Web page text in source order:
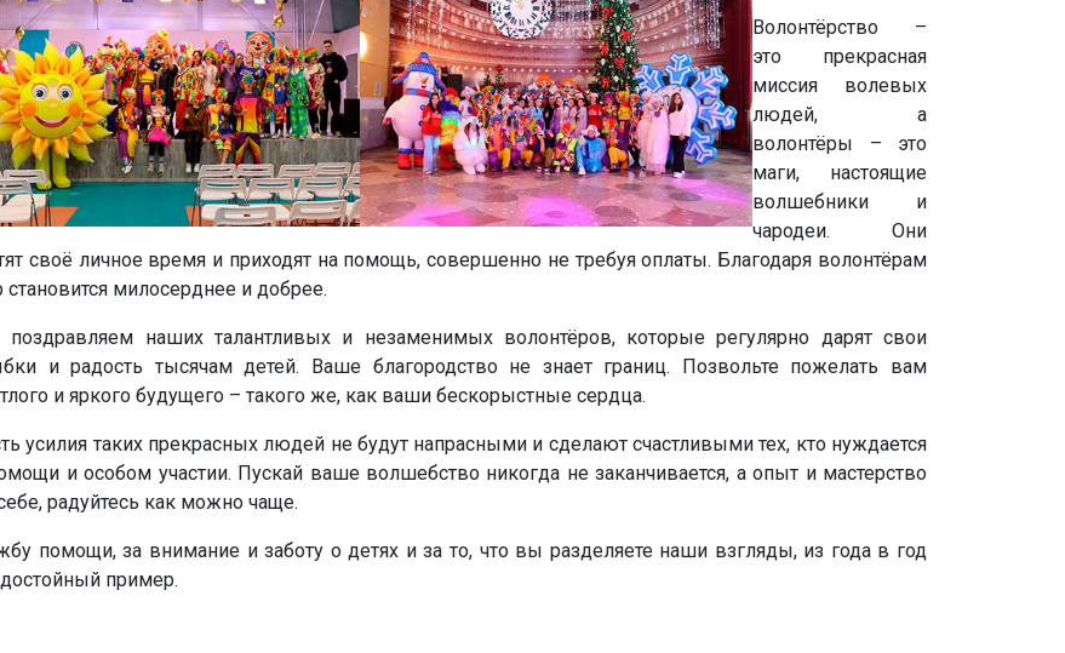
Волонтёрство –
это прекрасная
миссия волевых
людей, а
волонтёры – это
маги, настоящие
волшебники и
чародеи. Они
своё личное время и приходят на помощь, совершенно не требуя оплаты. Благодаря волонтёрам
становится милосерднее и добрее.
наших талантливых и незаменимых волонтёров, которые регулярно дарят свои
и радость тысячам детей. Ваше благородство не знает границ. Позвольте пожелать вам
и яркого будущего – такого же, как ваши бескорыстные сердца.
усилия таких прекрасных людей не будут напрасными и сделают счастливыми тех, кто нуждается
и особом участии. Пускай ваше волшебство никогда не заканчивается, а опыт и мастерство
радуйтесь как можно чаще.
помощи, за внимание и заботу о детях и за то, что вы разделяете наши взгляды, из года в год
пример.